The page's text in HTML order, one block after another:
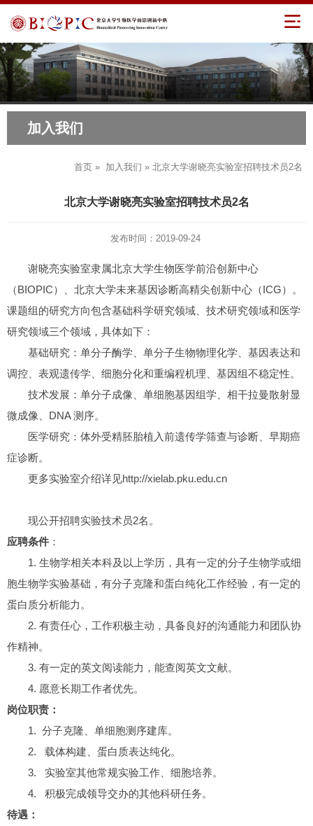
加入我们
首页 » 加入我们 » 北京大学谢晓亮实验室招聘技术员2名
北京大学谢晓亮实验室招聘技术员2名
发布时间：2019-09-24
谢晓亮实验室隶属北京大学生物医学前沿创新中心
（BIOPIC）、北京大学未来基因诊断高精尖创新中心（ICG）。
课题组的研究方向包含基础科学研究领域、技术研究领域和医学
研究领域三个领域，具体如下：
基础研究：单分子酶学、单分子生物物理化学、基因表达和
调控、表观遗传学、细胞分化和重编程机理、基因组不稳定性。
技术发展：单分子成像、单细胞基因组学、相干拉曼散射显
微成像、DNA 测序。
医学研究：体外受精胚胎植入前遗传学筛查与诊断、早期癌
症诊断。
更多实验室介绍详见http://xielab.pku.edu.cn
现公开招聘实验技术员2名。
应聘条件 ：
1. 生物学相关本科及以上学历，具有一定的分子生物学或细
胞生物学实验基础，有分子克隆和蛋白纯化工作经验，有一定的
蛋白质分析能力。
2. 有责任心，工作积极主动，具备良好的沟通能力和团队协
作精神。
3. 有一定的英文阅读能力，能查阅英文文献。
4. 愿意长期工作者优先。
岗位职责：
1. 分子克隆、单细胞测序建库。
2. 载体构建、蛋白质表达纯化。
3. 实验室其他常规实验工作、细胞培养。
4. 积极完成领导交办的其他科研任务。
待遇：